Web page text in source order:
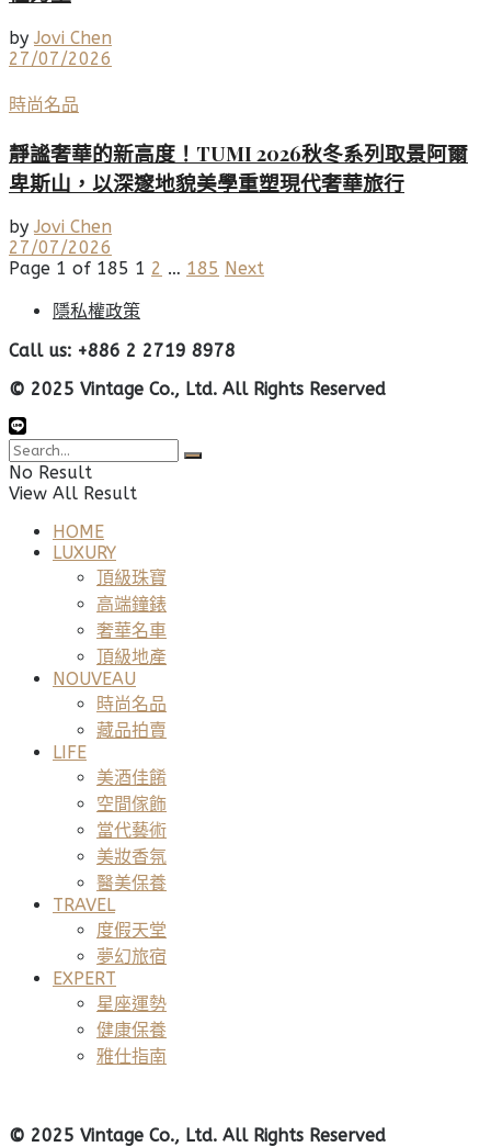
by Jovi Chen
27/07/2026
時尚名品
靜謐奢華的新高度！TUMI 2026秋冬系列取景阿爾
卑斯山，以深邃地貌美學重塑現代奢華旅行
by Jovi Chen
27/07/2026
Page 1 of 185 1 2 … 185 Next
隱私權政策
Call us: +886 2 2719 8978
© 2025 Vintage Co., Ltd. All Rights Reserved
No Result
View All Result
HOME
LUXURY
頂級珠寶
高端鐘錶
奢華名車
頂級地產
NOUVEAU
時尚名品
藏品拍賣
LIFE
美酒佳餚
空間傢飾
當代藝術
美妝香氛
醫美保養
TRAVEL
度假天堂
夢幻旅宿
EXPERT
星座運勢
健康保養
雅仕指南
© 2025 Vintage Co., Ltd. All Rights Reserved